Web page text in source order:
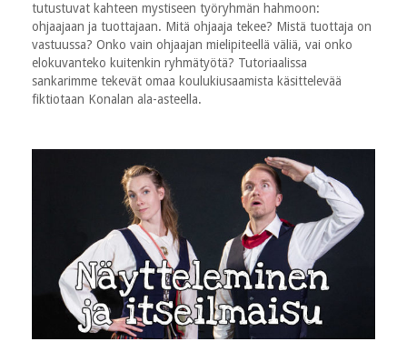
tutustuvat kahteen mystiseen työryhmän hahmoon:
ohjaajaan ja tuottajaan. Mitä ohjaaja tekee? Mistä tuottaja on
vastuussa? Onko vain ohjaajan mielipiteellä väliä, vai onko
elokuvanteko kuitenkin ryhmätyötä? Tutoriaalissa
sankarimme tekevät omaa koulukiusaamista käsittelevää
fiktiotaan Konalan ala-asteella.